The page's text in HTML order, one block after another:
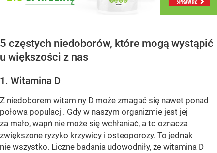
5 częstych niedoborów, które mogą wystąpić
u większości z nas
1. Witamina D
Z niedoborem witaminy D może zmagać się nawet ponad
połowa populacji. Gdy w naszym organizmie jest jej
za mało, wapń nie może się wchłaniać, a to oznacza
zwiększone ryzyko krzywicy i osteoporozy. To jednak
nie wszystko. Liczne badania udowodniły, że witamina D